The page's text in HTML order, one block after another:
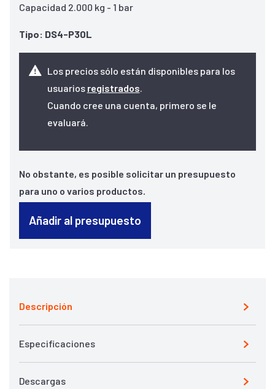
Capacidad 2.000 kg - 1 bar
Tipo: DS4-P30L
Los precios sólo están disponibles para los
usuarios registrados.
Cuando cree una cuenta, primero se le
evaluará.
No obstante, es posible solicitar un presupuesto
para uno o varios productos.
Añadir al presupuesto
Descripción
Especificaciones
Descargas